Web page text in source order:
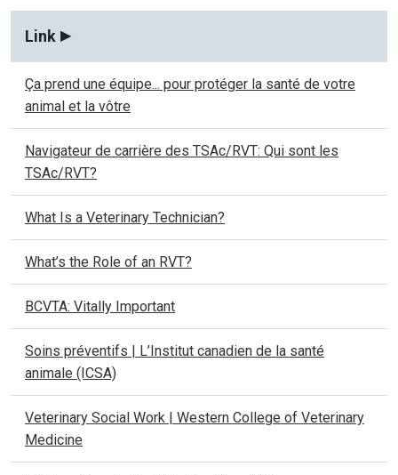
Link
Ça prend une équipe... pour protéger la santé de votre
animal et la vôtre
Navigateur de carrière des TSAc/RVT: Qui sont les
TSAc/RVT?
What Is a Veterinary Technician?
What’s the Role of an RVT?
BCVTA: Vitally Important
Soins préventifs | L’Institut canadien de la santé
animale (ICSA)
Veterinary Social Work | Western College of Veterinary
Medicine